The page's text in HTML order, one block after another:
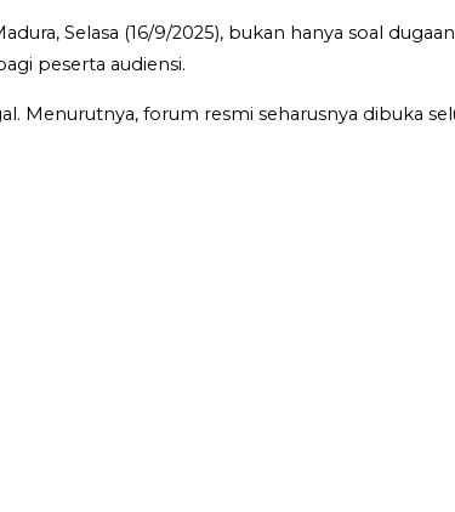
Selasa (16/9/2025), bukan hanya soal
peserta audiensi.
Menurutnya, forum resmi seharusnya dibuka